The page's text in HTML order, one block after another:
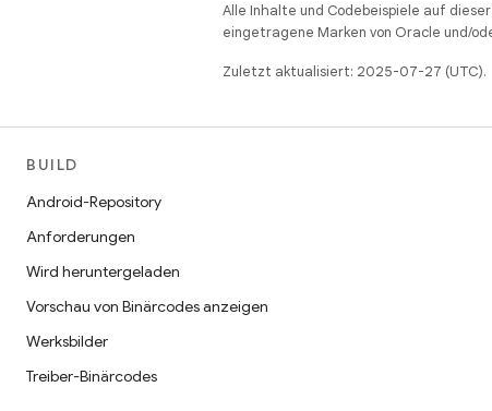
Alle Inhalte und Codebeispiele auf
eingetragene Marken von Oracle und/
Zuletzt aktualisiert: 2025-07-27 (UTC).
BUILD
Android-Repository
Anforderungen
Wird heruntergeladen
Vorschau von Binärcodes anzeigen
Werksbilder
Treiber-Binärcodes